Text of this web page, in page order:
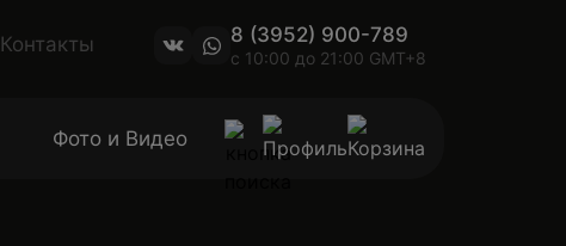
Контакты 8 (3952) 900-789
с 10:00 до 21:00 GMT+8
Фото и Видео